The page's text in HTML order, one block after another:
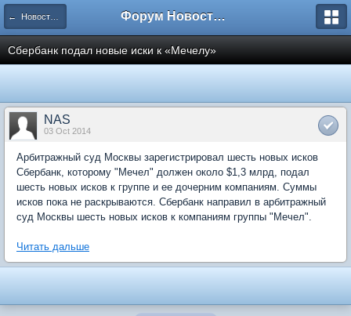
← Новости рынка недвижимости Форум Новостройки
Сбербанк подал новые иски к «Мечелу»
NAS
03 Oct 2014
Арбитражный суд Москвы зарегистрировал шесть новых исков
Сбербанк, которому "Мечел" должен около $1,3 млрд, подал
шесть новых исков к группе и ее дочерним компаниям. Суммы
исков пока не раскрываются. Сбербанк направил в арбитражный
суд Москвы шесть новых исков к компаниям группы "Мечел".
Читать дальше